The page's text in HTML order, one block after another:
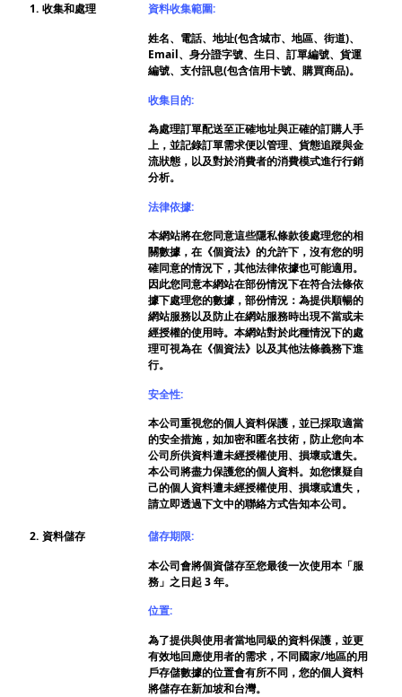
1. 收集和處理
資料收集範圍:
姓名、電話、地址(包含城市、地區、街道)、
Email、身分證字號、生日、訂單編號、貨運
編號、支付訊息(包含信用卡號、購買商品)。
收集目的:
為處理訂單配送至正確地址與正確的訂購人手
上，並記錄訂單需求便以管理、貨態追蹤與金
流狀態，以及對於消費者的消費模式進行行銷
分析。
法律依據:
本網站將在您同意這些隱私條款後處理您的相
關數據，在《個資法》的允許下，沒有您的明
確同意的情況下，其他法律依據也可能適用。
因此您同意本網站在部份情況下在符合法條依
據下處理您的數據，部份情況：為提供順暢的
網站服務以及防止在網站服務時出現不當或未
經授權的使用時。本網站對於此種情況下的處
理可視為在《個資法》以及其他法條義務下進
行。
安全性:
本公司重視您的個人資料保護，並已採取適當
的安全措施，如加密和匿名技術，防止您向本
公司所供資料遭未經授權使用、損壞或遺失。
本公司將盡力保護您的個人資料。如您懷疑自
己的個人資料遭未經授權使用、損壞或遺失，
請立即透過下文中的聯絡方式告知本公司。
2. 資料儲存
儲存期限:
本公司會將個資儲存至您最後一次使用本「服
務」之日起 3 年。
位置:
為了提供與使用者當地同級的資料保護，並更
有效地回應使用者的需求，不同國家/地區的用
戶存儲數據的位置會有所不同，您的個人資料
將儲存在新加坡和台灣。